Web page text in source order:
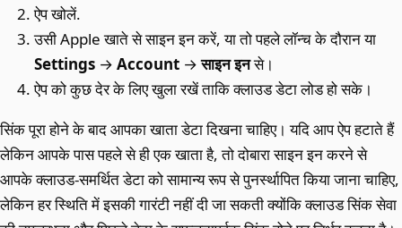
ऐप खोलें.
उसी Apple खाते से साइन इन करें, या तो पहले लॉन्च के दौरान या
Settings →Account →साइन इनसे।
ऐप को कुछ देर के लिए खुला रखें ताकि क्लाउड डेटा लोड हो सके।
सिंक पूरा होने के बाद आपका खाता डेटा दिखना चाहिए। यदि आप ऐप हटाते हैं
लेकिन आपके पास पहले से ही एक खाता है, तो दोबारा साइन इन करने से
आपके क्लाउड-समर्थित डेटा को सामान्य रूप से पुनर्स्थापित किया जाना चाहिए,
लेकिन हर स्थिति में इसकी गारंटी नहीं दी जा सकती क्योंकि क्लाउड सिंक सेवा